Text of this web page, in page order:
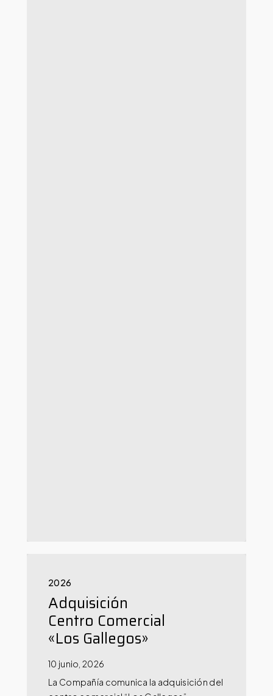
2026
Adquisición
Centro Comercial
«Los Gallegos»
10 junio, 2026
La Compañía comunica la adquisición del